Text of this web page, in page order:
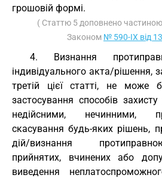
грошовій формі.
( Статтю 5 доповнено частиною
Законом № 590-IX від
4. Визнання
індивідуального акта/рішення,
третій цієї статті, не може
застосування способів
недійсними, нечинними,
скасування будь-яких рішень,
дій/визнання
прийнятих, вчинених або
виведення